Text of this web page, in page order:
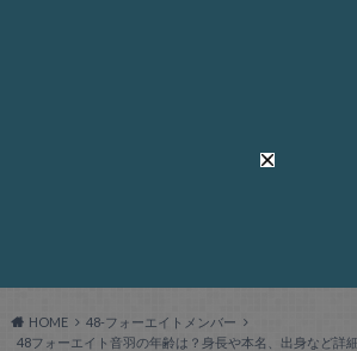
HOME
48-フォーエイトメンバー
48フォーエイト音羽の年齢は？身長や本名、出身など詳